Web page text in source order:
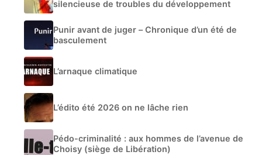
silencieuse de troubles du développement
Punir avant de juger – Chronique d’un été de
basculement
L’arnaque climatique
L’édito été 2026 on ne lâche rien
Pédo-criminalité : aux hommes de l’avenue de
Choisy (siège de Libération)